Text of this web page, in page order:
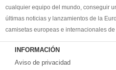
cualquier equipo del mundo, conseguir
últimas noticias y lanzamientos de la
camisetas europeas e internacionales de
Comprecamisetas de futbol baratasen
Europa. ¡Grandes ofertas en todas las
europeos e internacionales, todo a los
INFORMACIÓN
Aviso de privacidad